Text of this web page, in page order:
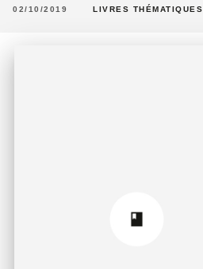
02/10/2019 LIVRES THÉMATIQUES